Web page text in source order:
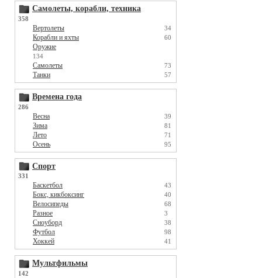
Самолеты, корабли, техника
358
Вертолеты 34
Корабли и яхты 60
Оружие
134
Самолеты 73
Танки 57
Времена года
286
Весна 39
Зима 81
Лето 71
Осень 95
Спорт
331
Баскетбол 43
Бокс, кикбоксинг 40
Велосипеды 68
Разное 3
Сноуборд 38
Футбол 98
Хоккей 41
Мультфильмы
142